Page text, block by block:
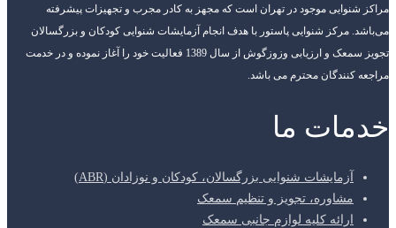
مراکز شنوایی موجود در تهران است که مجهز به کادر مجرب و تجهیزات پیشرفته
می‌باشد. مرکز شنوایی پاستور با هدف انجام آزمایشات شنوایی کودکان و بزرگسالان
تجویز سمعک و ارزیابی وزوزگوش از سال 1389 فعالیت خود را آغاز نموده و در خدمت
مراجعه کنندگان محترم می باشد.
خدمات ما
آزمایشات شنوایی بزرگسالان، کودکان و نوزادان (ABR)
مشاوره، تجویز و تنظیم سمعک
ارائه کلیه لوازم جانبی سمعک